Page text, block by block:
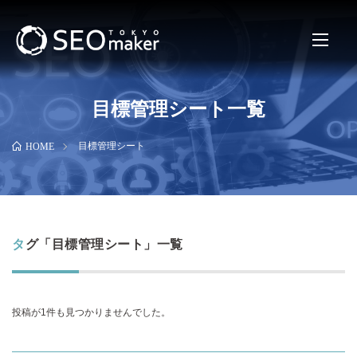
目標管理シート一覧
HOME 目標管理シート
タグ「目標管理シート」一覧
投稿が1件も見つかりませんでした。